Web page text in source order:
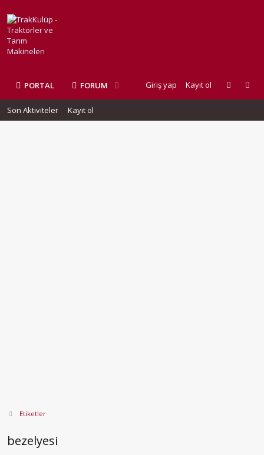
PORTAL FORUM Giriş yap Kayıt ol
Son Aktiviteler Kayıt ol
Etiketler
bezelyesi